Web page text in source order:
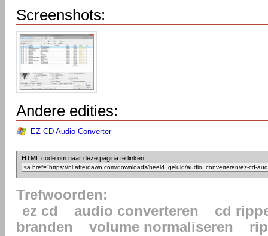
Screenshots:
Andere edities:
EZ CD Audio Converter
HTML code om naar deze pagina te linken:
Trefwoorden:
ez cd
audio converteren
cd
branden
volume normaliseren